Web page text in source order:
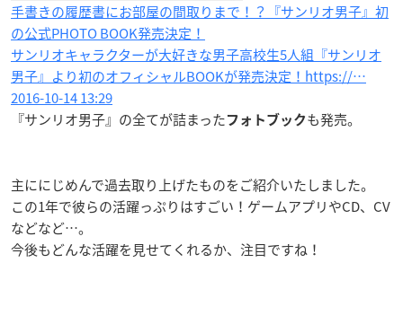
手書きの履歴書にお部屋の間取りまで！？『サンリオ男子』初
の公式PHOTO BOOK発売決定！
サンリオキャラクターが大好きな男子高校生5人組『サンリオ
男子』より初のオフィシャルBOOKが発売決定！https://…
2016-10-14 13:29
『サンリオ男子』の全てが詰まった フォトブック も発売。
主ににじめんで過去取り上げたものをご紹介いたしました。
この1年で彼らの活躍っぷりはすごい！ゲームアプリやCD、CV
などなど…。
今後もどんな活躍を見せてくれるか、注目ですね！